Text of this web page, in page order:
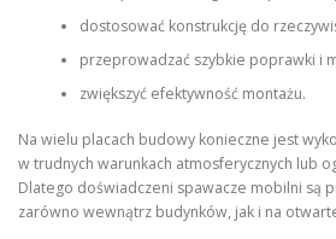
dostosować konstrukcję do
przeprowadzać szybkie poprawki i
zwiększyć efektywność montażu.
Na wielu placach budowy konieczne jest
w trudnych warunkach atmosferycznych lub
Dlatego doświadczeni spawacze mobilni są
zarówno wewnątrz budynków, jak i na